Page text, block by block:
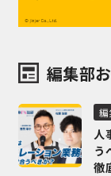
編集部
編
人
う
徹